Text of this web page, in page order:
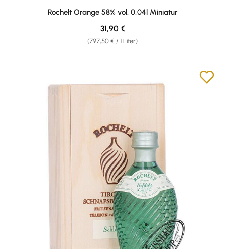
Durchschnittliche Bewertung von 5 von 5 Sternen
Rochelt Orange 58% vol. 0,04l Miniatur
(797,50 € / 1 Liter)
Regulärer Preis:
31,90 €